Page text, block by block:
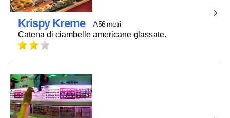
Krispy Kreme A 56 metri
Catena di ciambelle americane glassate.